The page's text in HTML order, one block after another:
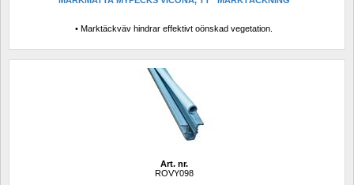
• Marktäckväv hindrar effektivt oönskad vegetation.
Art. nr.
ROVY098